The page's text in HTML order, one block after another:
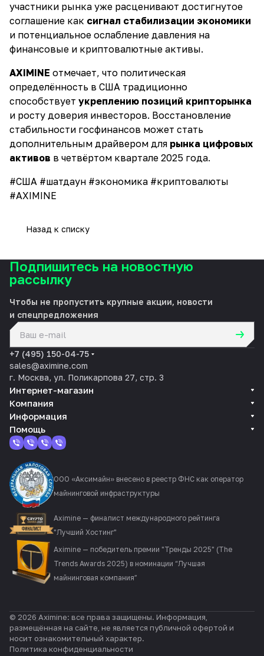
участники рынка уже расценивают достигнутое
соглашение как сигнал стабилизации экономики
и потенциальное ослабление давления на
финансовые и криптовалютные активы.
AXIMINE отмечает, что политическая
определённость в США традиционно
способствует укреплению позиций крипторынка
и росту доверия инвесторов. Восстановление
стабильности госфинансов может стать
дополнительным драйвером для рынка цифровых
активов в четвёртом квартале 2025 года.
#США #шатдаун #экономика #криптовалюты
#AXIMINE
Назад к списку
Подпишитесь на новостную
рассылку
Чтобы не пропустить крупные акции, новости
и спецпредложения
+7 (495) 150-04-75
sales@aximine.com
г. Москва, ул. Поликарпова 27, стр. 3
Интернет-магазин
Компания
Информация
Помощь
ООО «Аксимайн» внесено в реестр ФНС как оператор
майнинговой инфраструктуры
Aximine — финалист международного рейтинга
"Лучший Хостинг"
Aximine — победитель премии "Тренды 2025" (The
Trends Awards 2025) в номинации “Лучшая
майнинговая компания”
© 2026 Aximine: все права защищены. Информация,
размещённая на сайте, не является публичной офертой и
носит ознакомительный характер.
Политика конфиденциальности